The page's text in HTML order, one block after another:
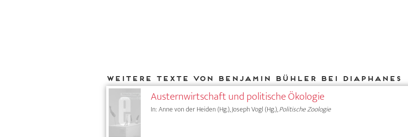
Weitere Texte von Benjamin Bühler bei DIAPHANES
Austernwirtschaft und politische Ökologie
In: Anne von der Heiden (Hg.), Joseph Vogl (Hg.),Politische Zoologie